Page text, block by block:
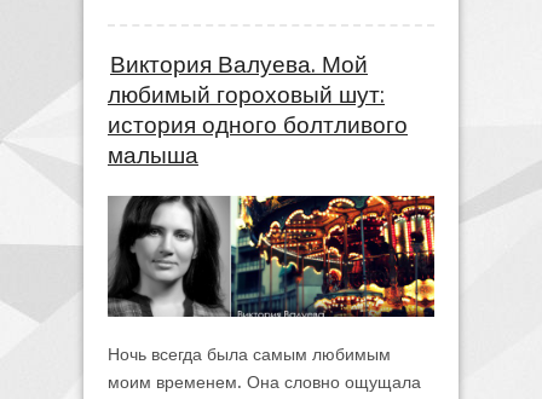
Виктория Валуева. Мой
любимый гороховый шут:
история одного болтливого
малыша
Ночь всегда была самым любимым
моим временем. Она словно ощущала